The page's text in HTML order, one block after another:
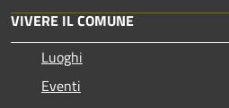
VIVERE IL COMUNE
Luoghi
Eventi